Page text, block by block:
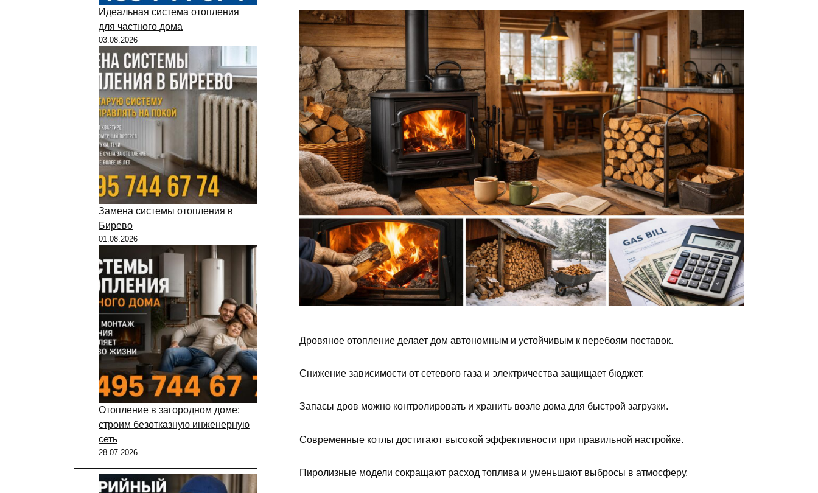
Дровяное отопление делает дом автономным и устойчивым к перебоям поставок.
Снижение зависимости от сетевого газа и электричества защищает бюджет.
Запасы дров можно контролировать и хранить возле дома для быстрой загрузки.
Современные котлы достигают высокой эффективности при правильной настройке.
Пиролизные модели сокращают расход топлива и уменьшают выбросы в атмосферу.
Идеальная система отопления
для частного дома
03.08.2026
Замена системы отопления в
Бирево
01.08.2026
Отопление в загородном доме:
строим безотказную инженерную
сеть
28.07.2026